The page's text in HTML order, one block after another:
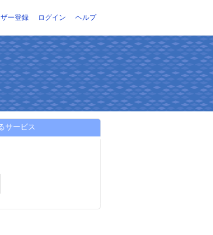
ー登録 ログイン ヘルプ
サービス